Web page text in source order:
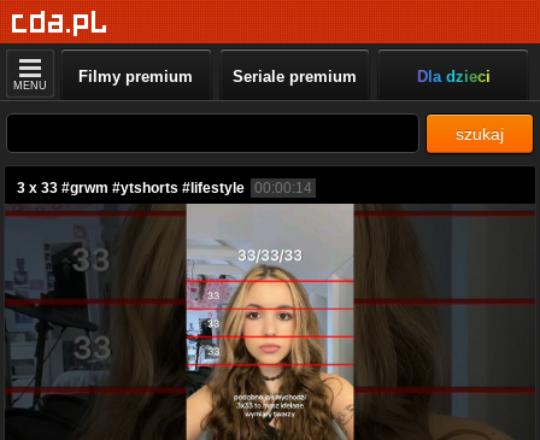
MENU Filmy premium Seriale premium Dla dzieci
szukaj
3 x 33 #grwm #ytshorts #lifestyle 00:00:14